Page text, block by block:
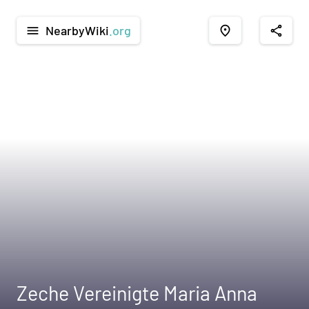
menu NearbyWiki .org place share
Zeche Vereinigte Maria Anna